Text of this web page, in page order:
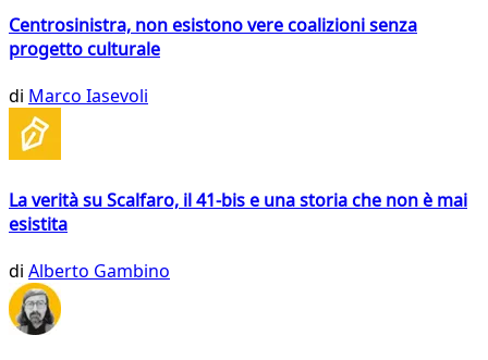
Centrosinistra, non esistono vere coalizioni senza
progetto culturale
di Marco Iasevoli
La verità su Scalfaro, il 41-bis e una storia che non è mai
esistita
di Alberto Gambino